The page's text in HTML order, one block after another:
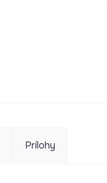
Prílohy